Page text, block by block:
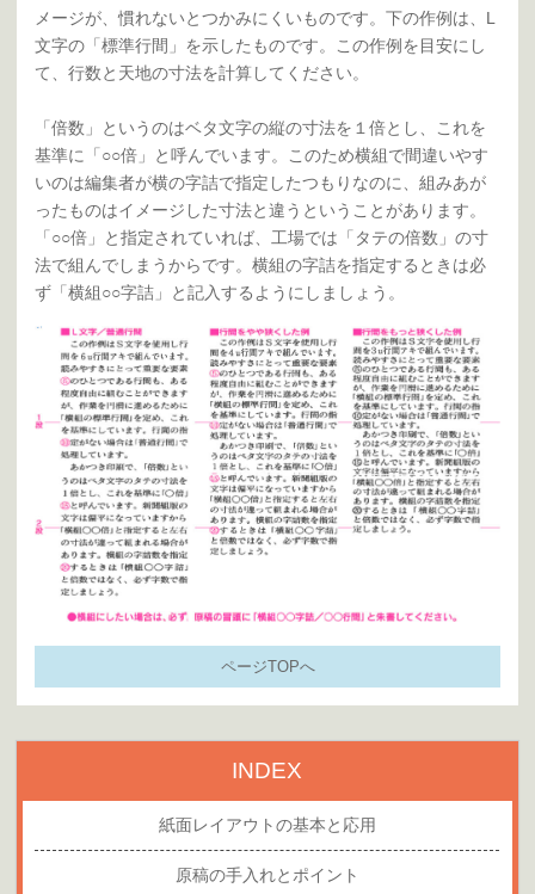
メージが、慣れないとつかみにくいものです。下の作例は、L
文字の「標準行間」を示したものです。この作例を目安にし
て、行数と天地の寸法を計算してください。
「倍数」というのはベタ文字の縦の寸法を１倍とし、これを
基準に「○○倍」と呼んでいます。このため横組で間違いやす
いのは編集者が横の字詰で指定したつもりなのに、組みあが
ったものはイメージした寸法と違うということがあります。
「○○倍」と指定されていれば、工場では「タテの倍数」の寸
法で組んでしまうからです。横組の字詰を指定するときは必
ず「横組○○字詰」と記入するようにしましょう。
ページTOPへ
INDEX
紙面レイアウトの基本と応用
原稿の手入れとポイント